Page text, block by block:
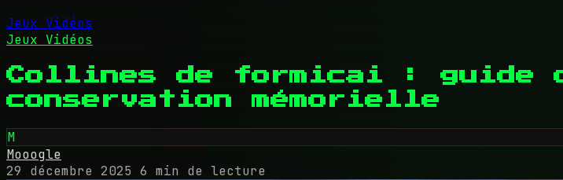
Jeux Vidéos
Jeux Vidéos
Collines de formicai : guide
conservation mémorielle
M
Mooogle
29 décembre 2025 6 min de lecture